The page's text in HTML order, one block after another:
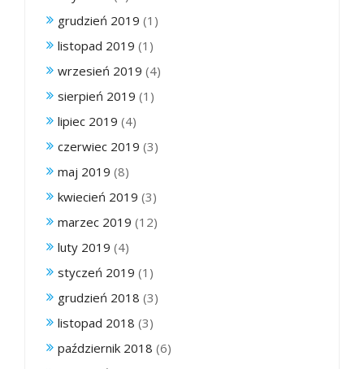
grudzień 2019 (1)
listopad 2019 (1)
wrzesień 2019 (4)
sierpień 2019 (1)
lipiec 2019 (4)
czerwiec 2019 (3)
maj 2019 (8)
kwiecień 2019 (3)
marzec 2019 (12)
luty 2019 (4)
styczeń 2019 (1)
grudzień 2018 (3)
listopad 2018 (3)
październik 2018 (6)